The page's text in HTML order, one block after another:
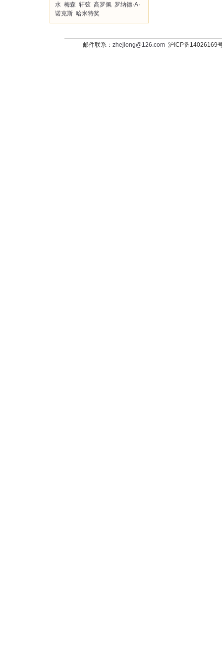
水 梅森 轩弦 高罗佩 罗纳德·A·
诺克斯 哈米特奖
邮件联系： zhejiong@126.com沪ICP备14026169